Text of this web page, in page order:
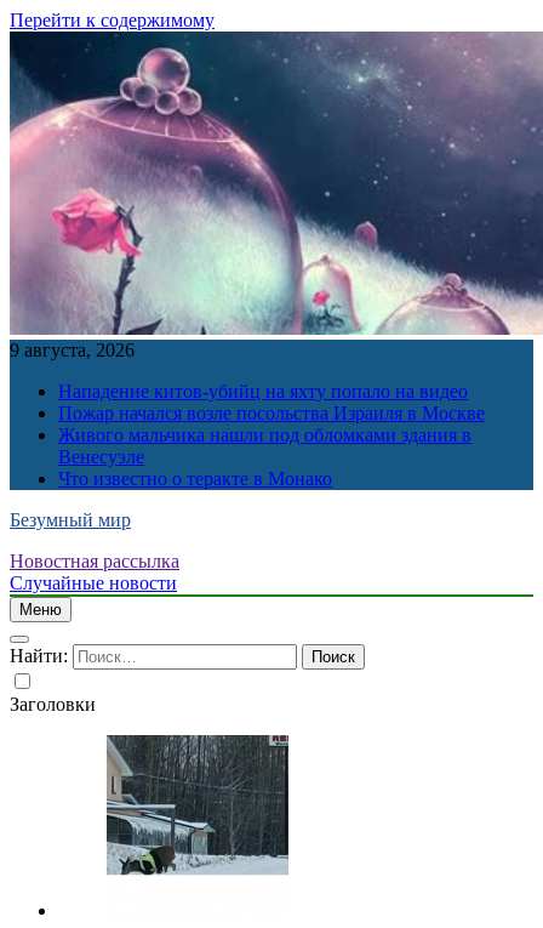
Перейти к содержимому
9 августа, 2026
Нападение китов-убийц на яхту попало на видео
Пожар начался возле посольства Израиля в Москве
Живого мальчика нашли под обломками здания в
Венесуэле
Что известно о теракте в Монако
Безумный мир
Новостная рассылка
Случайные новости
Меню
Найти:
Заголовки